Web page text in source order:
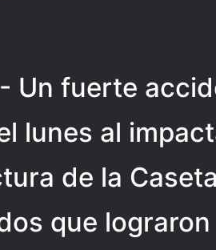
Un fuerte
lunes al
de la
que